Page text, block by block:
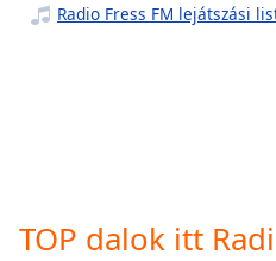
descriptions
subtitles
Radio Fress FM lejátszási
TOP dalok itt